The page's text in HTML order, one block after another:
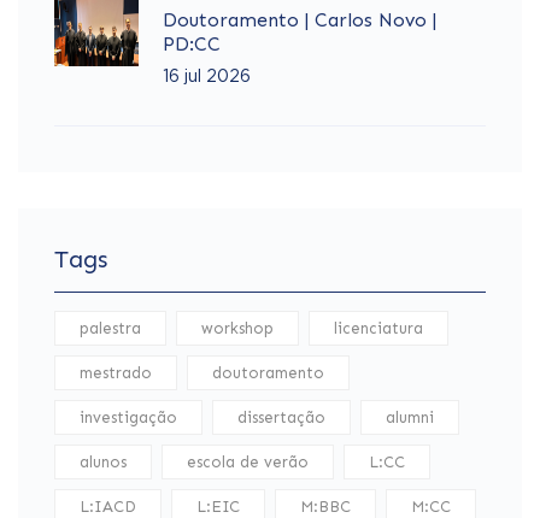
Doutoramento | Carlos Novo |
PD:CC
16 jul 2026
Tags
palestra workshop licenciatura
mestrado doutoramento
investigação dissertação alumni
alunos escola de verão L:CC
L:IACD L:EIC M:BBC M:CC